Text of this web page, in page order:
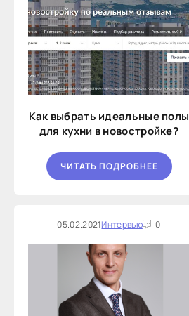
Как выбрать идеальные полы
для кухни в новостройке?
ЧИТАТЬ ПОДРОБНЕЕ
05.02.2021Интервью 0